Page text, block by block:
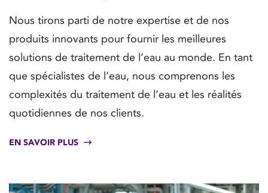
Nous tirons parti de notre expertise et de nos
produits innovants pour fournir les meilleures
solutions de traitement de l’eau au monde. En tant
que spécialistes de l’eau, nous comprenons les
complexités du traitement de l’eau et les réalités
quotidiennes de nos clients.
EN SAVOIR PLUS